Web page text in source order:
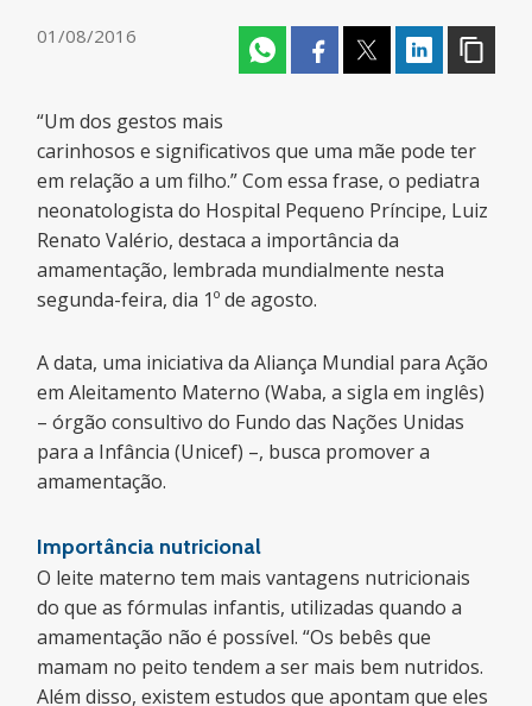
01/08/2016
“Um dos gestos mais
carinhosos e significativos que uma mãe pode ter
em relação a um filho.” Com essa frase, o pediatra
neonatologista do Hospital Pequeno Príncipe, Luiz
Renato Valério, destaca a importância da
amamentação, lembrada mundialmente nesta
segunda-feira, dia 1º de agosto.
A data, uma iniciativa da Aliança Mundial para Ação
em Aleitamento Materno (Waba, a sigla em inglês)
– órgão consultivo do Fundo das Nações Unidas
para a Infância (Unicef) –, busca promover a
amamentação.
Importância nutricional
O leite materno tem mais vantagens nutricionais
do que as fórmulas infantis, utilizadas quando a
amamentação não é possível. “Os bebês que
mamam no peito tendem a ser mais bem nutridos.
Além disso, existem estudos que apontam que eles